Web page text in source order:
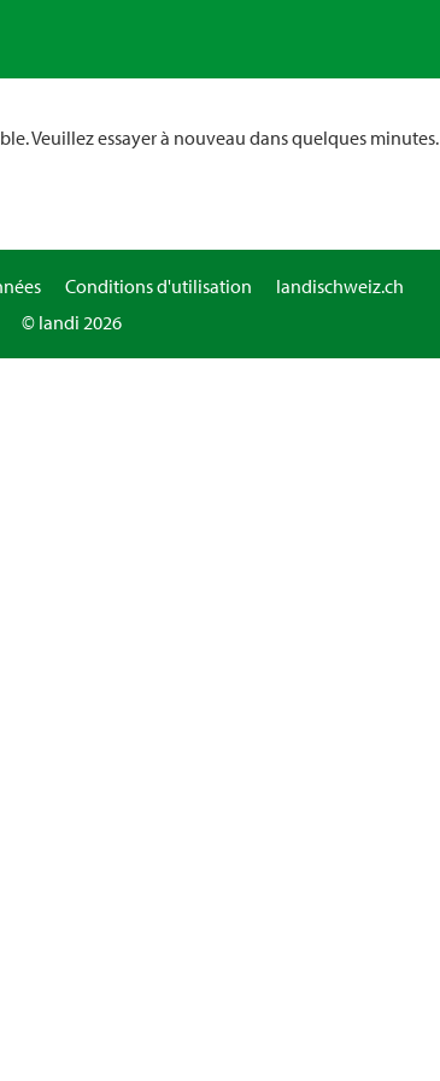
Veuillez essayer à nouveau dans quelques minutes.
Conditions d'utilisation
landischweiz.ch
© landi 2026